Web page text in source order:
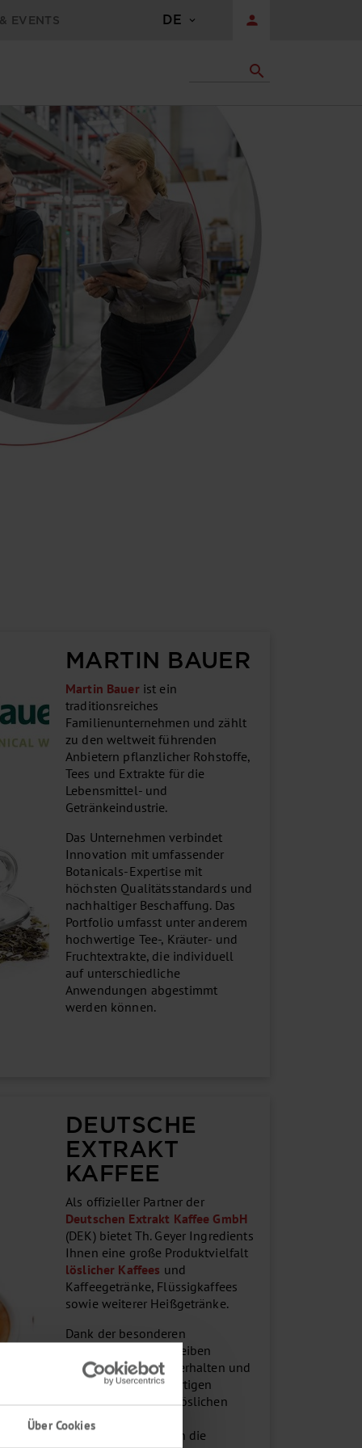
Über Cookies
EVENTS DE person
search
MARTIN BAUER
Martin Bauerist ein
traditionsreiches
Familienunternehmen und zählt
zu den weltweit führenden
Anbietern pflanzlicher Rohstoffe,
Tees und Extrakte für die
Lebensmittel- und
Getränkeindustrie.
Das Unternehmen verbindet
Innovation mit umfassender
Botanicals-Expertise mit
höchsten Qualitätsstandards und
nachhaltiger Beschaffung. Das
Portfolio umfasst unter anderem
hochwertige Tee-, Kräuter- und
Fruchtextrakte, die individuell
auf unterschiedliche
Anwendungen abgestimmt
werden können.
DEUTSCHE
EXTRAKT
KAFFEE
Als offizieller Partner der
Deutschen Extrakt Kaffee GmbH
(DEK) bietet Th. Geyer Ingredients
Ihnen eine große Produktvielfalt
löslicher Kaffees und
Kaffeegetränke, Flüssigkaffees
sowie weiterer Heißgetränke.
Dank der besonderen
Produktionsweise bleiben
Qualität und Aroma erhalten und
bieten einen einzigartigen
Geschmack. Unsere löslichen
Kaffeeextrakte und
Flüssigkaffees bilden die